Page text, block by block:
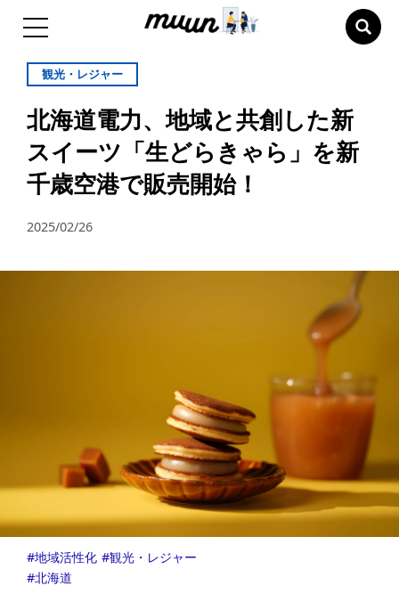
観光・レジャー
北海道電力、地域と共創した新
スイーツ「生どらきゃら」を新
千歳空港で販売開始！
2025/02/26
地域活性化
観光・レジャー
北海道